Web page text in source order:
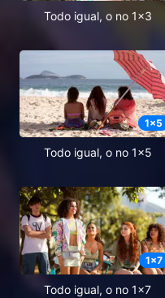
Todo igual, o no 1x3
1x5
Todo igual, o no 1x5
1x7
Todo igual, o no 1x7